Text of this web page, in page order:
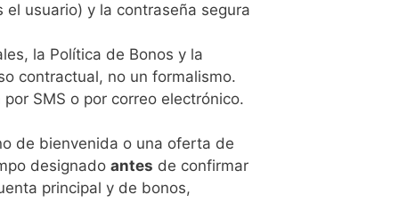
usuario) y la contraseña segura
la Política de Bonos y la
contractual, no un formalismo.
SMS o por correo electrónico.
de bienvenida o una oferta de
designado antes de confirmar
principal y de bonos,